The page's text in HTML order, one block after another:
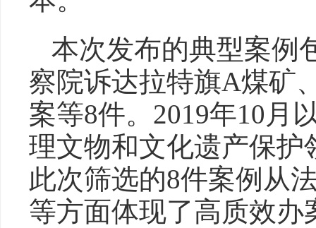
本次发布的典型案例
察院诉达拉特旗A煤矿
案等8件。2019年10月
理文物和文化遗产保护
此次筛选的8件案例从
等方面体现了高质效